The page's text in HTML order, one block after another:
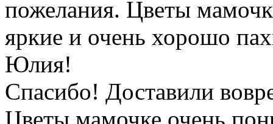
пожелания. Цветы
яркие и очень хорошо
Юлия!
Спасибо! Доставили